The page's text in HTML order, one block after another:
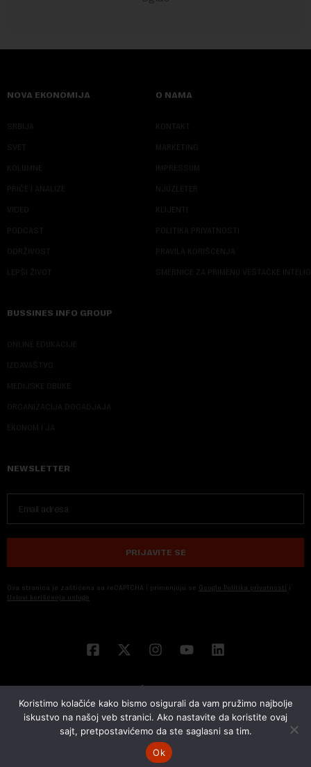
NOVA EKONOMIJA
SRBIJA
SVET
KOLUMNE
PRIČE I ANALIZE
VIDEO
PODCAST
ODRŽIVOST
LEPŠI ŽIVOT
O NAMA
KONTAKT
MARKETING
IMPRESSUM
NJUZLETER
KLIJENTI
POLITIKA PRIVATNOSTI
PRAVILA KORIŠĆENJA
SMERNICE ZA PRIMENU VEŠTAČKE
BUSSINES INFO GROUP
ONLINE EDUKACIJE
IZDAVAŠTVO
MEDIJSKE OBUKE
ORGANIZACIJA DOGADJAJA
EKONOM I JA
NEWSLETTER
PRIJAVITE SE
Ova stranica je zaštićena sa reCAPTCHA i primenjuju se Google Politika privatnosti i
Uslovi korišćenja usluge
© 2026 NOVA EKONOMIJA | SVA PRAVA ZADŽANA | DEVELOPED BY
Koristimo kolačiće kako bismo osigurali da vam pružimo najbolje
iskustvo na našoj veb stranici. Ako nastavite da koristite ovaj
sajt, pretpostavićemo da ste saglasni sa tim.
Ok